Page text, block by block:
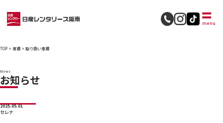
menu
採用情報
TOP > 車種 > 取り扱い車種
News
お知らせ
2025.05.01
セレナ